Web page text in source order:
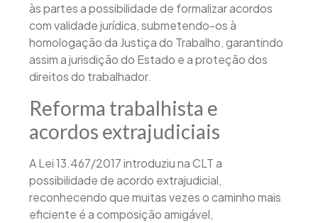
às partes a possibilidade de formalizar acordos
com validade jurídica, submetendo-os à
homologação da Justiça do Trabalho, garantindo
assim a jurisdição do Estado e a proteção dos
direitos do trabalhador.
Reforma trabalhista e
acordos extrajudiciais
A Lei 13.467/2017 introduziu na CLT a
possibilidade de acordo extrajudicial,
reconhecendo que muitas vezes o caminho mais
eficiente é a composição amigável,